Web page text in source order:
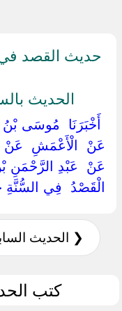
حديث القصد في
الحديث
‏أَخْبَرَنَا ‏ ‏مُوسَى
‏عَنْ ‏ ‏الْأَعْمَشِ ‏ ‏عَنْ
‏عَنْ ‏ ‏عَبْدِ الرَّحْمَنِ
‏الْقَصْدُ ‏ ‏فِي السُّنَّةِ
❮ الحديث
كتب